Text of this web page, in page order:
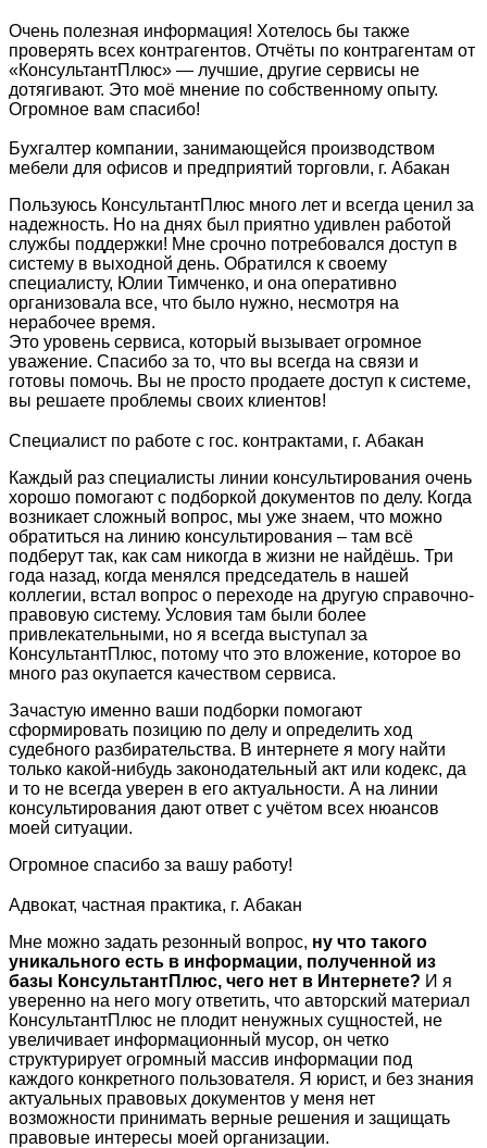
Очень полезная информация! Хотелось бы также
проверять всех контрагентов. Отчёты по контрагентам от
«КонсультантПлюс» — лучшие, другие сервисы не
дотягивают. Это моё мнение по собственному опыту.
Огромное вам спасибо!
Бухгалтер компании, занимающейся производством
мебели для офисов и предприятий торговли, г. Абакан
Пользуюсь КонсультантПлюс много лет и всегда ценил за
надежность. Но на днях был приятно удивлен работой
службы поддержки! Мне срочно потребовался доступ в
систему в выходной день. Обратился к своему
специалисту, Юлии Тимченко, и она оперативно
организовала все, что было нужно, несмотря на
нерабочее время.
Это уровень сервиса, который вызывает огромное
уважение. Спасибо за то, что вы всегда на связи и
готовы помочь. Вы не просто продаете доступ к системе,
вы решаете проблемы своих клиентов!
Специалист по работе с гос. контрактами, г. Абакан
Каждый раз специалисты линии консультирования очень
хорошо помогают с подборкой документов по делу. Когда
возникает сложный вопрос, мы уже знаем, что можно
обратиться на линию консультирования – там всё
подберут так, как сам никогда в жизни не найдёшь. Три
года назад, когда менялся председатель в нашей
коллегии, встал вопрос о переходе на другую справочно-
правовую систему. Условия там были более
привлекательными, но я всегда выступал за
КонсультантПлюс, потому что это вложение, которое во
много раз окупается качеством сервиса.
Зачастую именно ваши подборки помогают
сформировать позицию по делу и определить ход
судебного разбирательства. В интернете я могу найти
только какой-нибудь законодательный акт или кодекс, да
и то не всегда уверен в его актуальности. А на линии
консультирования дают ответ с учётом всех нюансов
моей ситуации.
Огромное спасибо за вашу работу!
Адвокат, частная практика, г. Абакан
Мне можно задать резонный вопрос, ну что такого
уникального есть в информации, полученной из
базы КонсультантПлюс, чего нет в Интернете? И я
уверенно на него могу ответить, что авторский материал
КонсультантПлюс не плодит ненужных сущностей, не
увеличивает информационный мусор, он четко
структурирует огромный массив информации под
каждого конкретного пользователя. Я юрист, и без знания
актуальных правовых документов у меня нет
возможности принимать верные решения и защищать
правовые интересы моей организации.